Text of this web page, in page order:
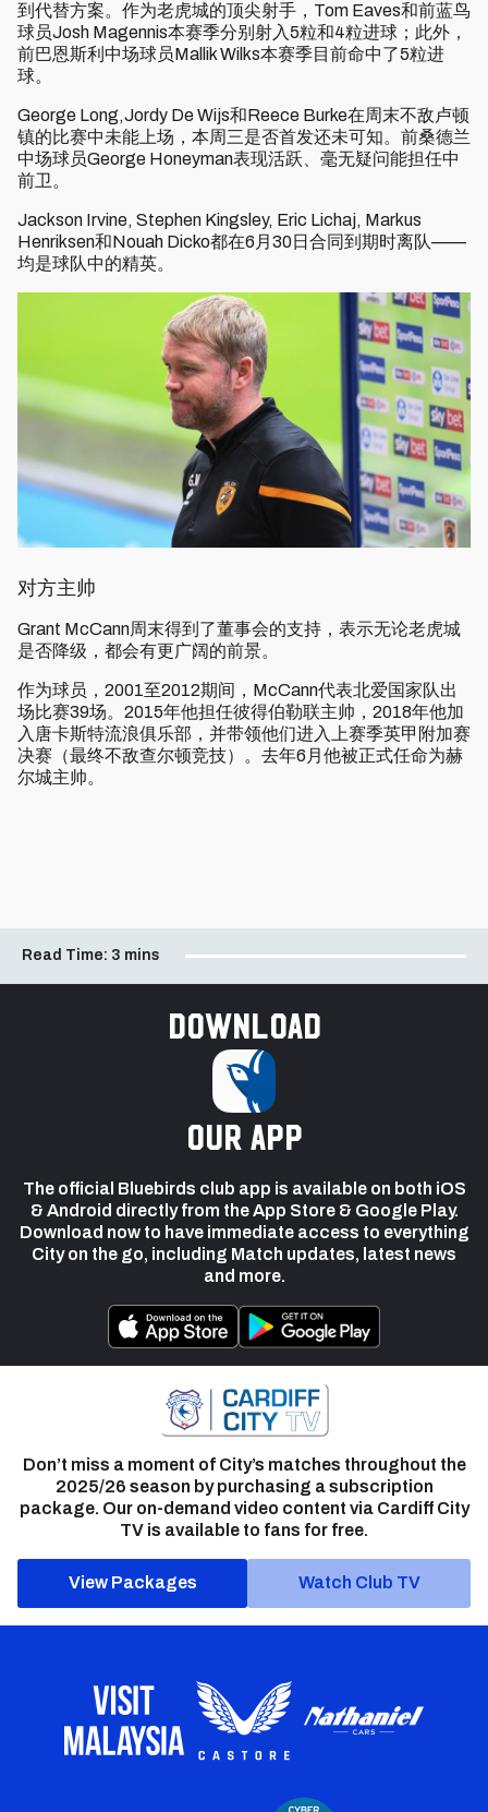
到代替方案。作为老虎城的顶尖射手，Tom Eaves和前蓝鸟
球员Josh Magennis本赛季分别射入5粒和4粒进球；此外，
前巴恩斯利中场球员Mallik Wilks本赛季目前命中了5粒进
球。
George Long,Jordy De Wijs和Reece Burke在周末不敌卢顿
镇的比赛中未能上场，本周三是否首发还未可知。前桑德兰
中场球员George Honeyman表现活跃、毫无疑问能担任中
前卫。
Jackson Irvine, Stephen Kingsley, Eric Lichaj, Markus
Henriksen和Nouah Dicko都在6月30日合同到期时离队——
均是球队中的精英。
对方主帅
Grant McCann周末得到了董事会的支持，表示无论老虎城
是否降级，都会有更广阔的前景。
作为球员，2001至2012期间，McCann代表北爱国家队出
场比赛39场。2015年他担任彼得伯勒联主帅，2018年他加
入唐卡斯特流浪俱乐部，并带领他们进入上赛季英甲附加赛
决赛（最终不敌查尔顿竞技）。去年6月他被正式任命为赫
尔城主帅。
Read Time: 3 mins
Download
our app
The official Bluebirds club app is available on both iOS
& Android directly from the App Store & Google Play.
Download now to have immediate access to everything
City on the go, including Match updates, latest news
and more.
Don’t miss a moment of City’s matches throughout the
2025/26 season by purchasing a subscription
package. Our on-demand video content via Cardiff City
TV is available to fans for free.
View Packages Watch Club TV